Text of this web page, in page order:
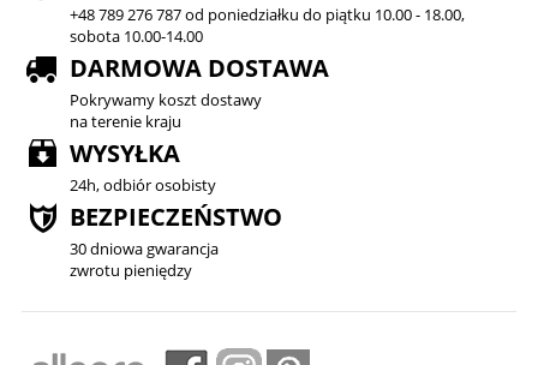
+48 789 276 787 od poniedziałku do piątku 10.00 - 18.00,
sobota 10.00-14.00
DARMOWA DOSTAWA
Pokrywamy koszt dostawy
na terenie kraju
WYSYŁKA
24h, odbiór osobisty
BEZPIECZEŃSTWO
30 dniowa gwarancja
zwrotu pieniędzy